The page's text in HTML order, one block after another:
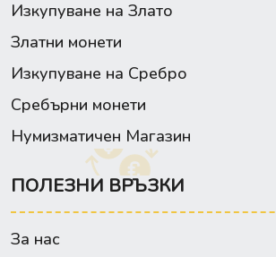
Изкупуване на Злато
Златни монети
Изкупуване на Сребро
Сребърни монети
Нумизматичен Магазин
ПОЛЕЗНИ ВРЪЗКИ
За нас